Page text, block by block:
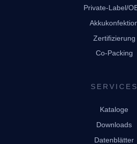
Private-Label/
Zertifizierung
Co-Packing
SERVICES
Kataloge
Downloads
Datenblätter